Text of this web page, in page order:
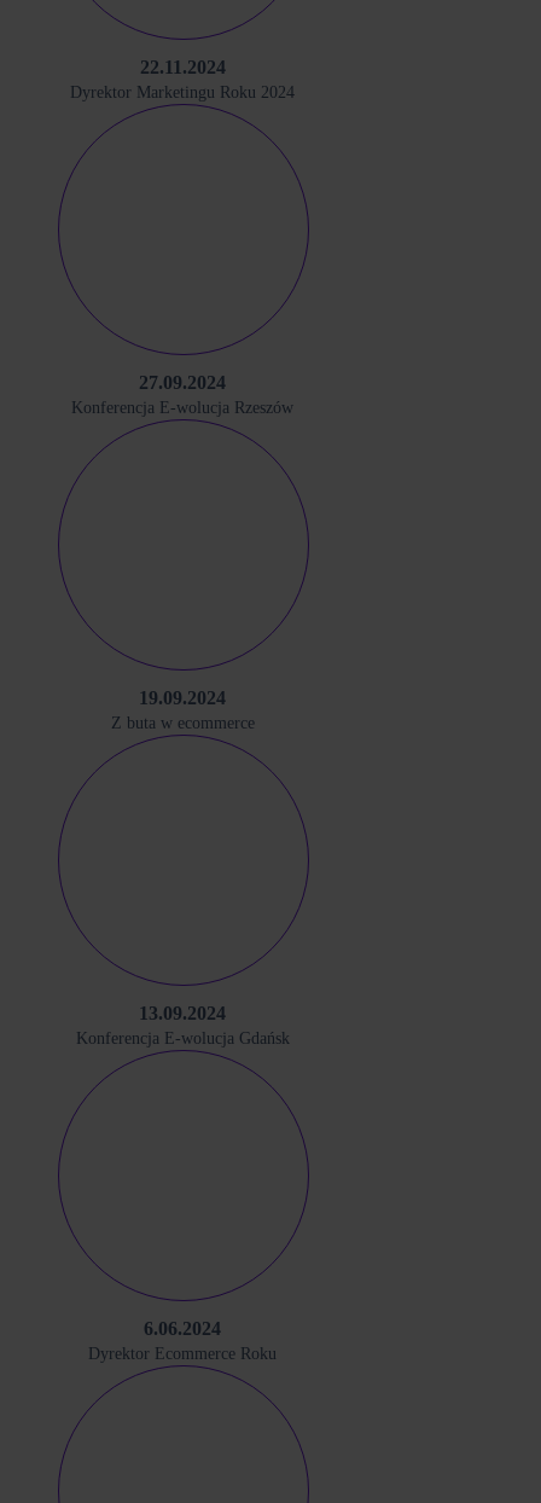
22.11.2024
Dyrektor Marketingu Roku 2024
27.09.2024
Konferencja E-wolucja Rzeszów
19.09.2024
Z buta w ecommerce
13.09.2024
Konferencja E-wolucja Gdańsk
6.06.2024
Dyrektor Ecommerce Roku